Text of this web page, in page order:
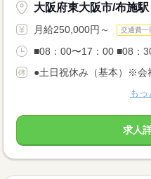
大阪府東大阪市/布施駅
月給250,000円～ 交通費一
■08：00〜17：00 ■08：
●土日祝休み（基本）※会
もっ
求人